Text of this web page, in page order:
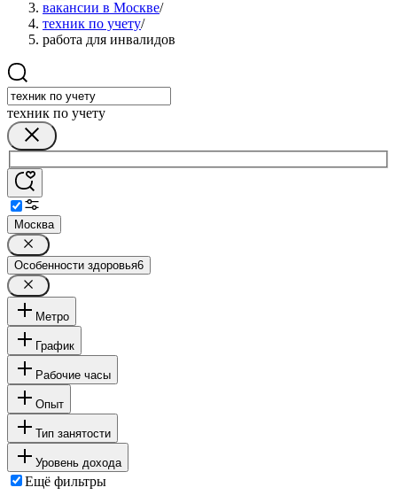
вакансии в Москве/
техник по учету/
работа для инвалидов
техник по учету
Москва
Особенности здоровья6
Метро
График
Рабочие часы
Опыт
Тип занятости
Уровень дохода
Ещё фильтры